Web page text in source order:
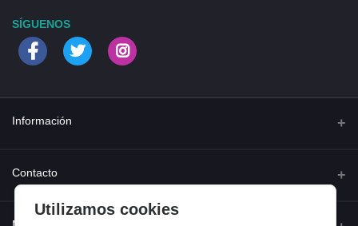
SÍGUENOS
Información
Quienes somos
Contacto
Utilizamos cookies